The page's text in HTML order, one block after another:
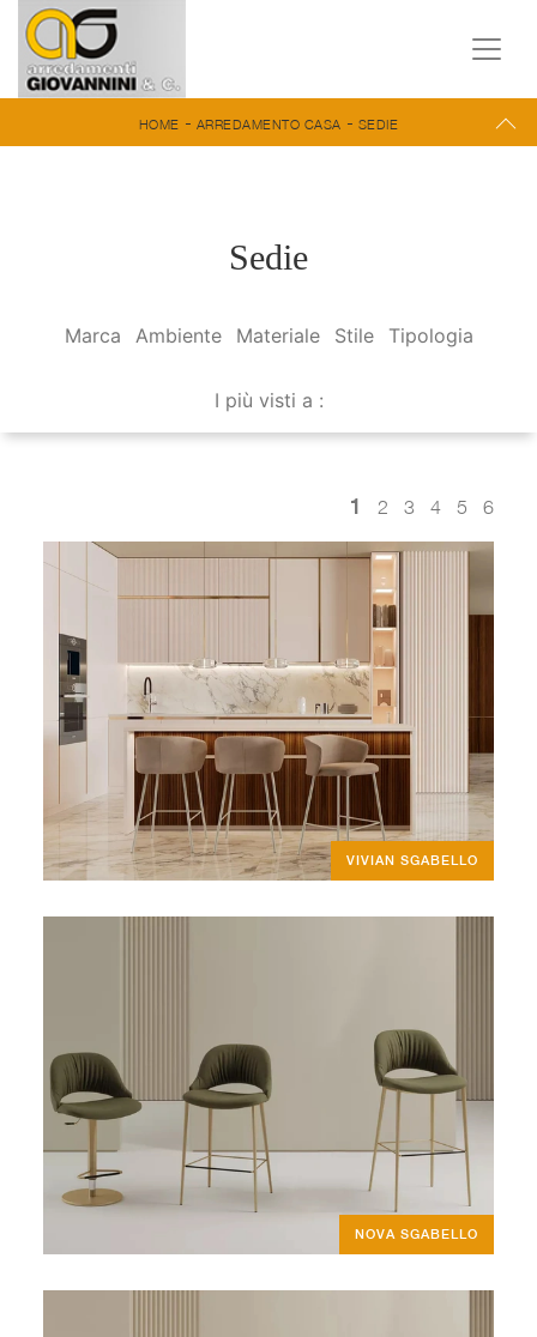
HOME - ARREDAMENTO CASA - SEDIE
Sedie
Marca Ambiente Materiale Stile Tipologia
I più visti a :
1 2 3 4 5 6
VIVIAN SGABELLO
NOVA SGABELLO